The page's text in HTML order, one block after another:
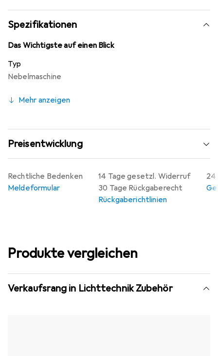
Wärmesensorik, um eine konstante Temperatur zu halten
und lange Aufwärmzeiten zwischen den Düsen zu
vermeiden.
Spezifikationen
Das Wichtigste auf einen Blick
Typ
Nebelmaschine
Mehr anzeigen
Preisentwicklung
14 Tage gesetzl. Widerruf
30 Tage Rückgaberecht
Rückgaberichtlinien
24
Rechtliche Bedenken
Meldeformular
Produkte vergleichen
Verkaufsrang in Lichttechnik Zubehör